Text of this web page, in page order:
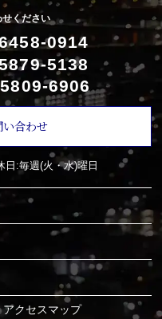
せください
0914
5138
6906
合わせ
日:毎週(火・水)曜日
アクセスマップ